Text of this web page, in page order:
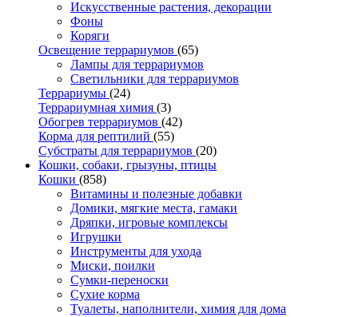
Искусственные растения, декорации
Фоны
Коряги
Освещение террариумов (65)
Лампы для террариумов
Светильники для террариумов
Террариумы (24)
Террариумная химия (3)
Обогрев террариумов (42)
Корма для рептилий (55)
Субстраты для террариумов (20)
Кошки, собаки, грызуны, птицы
Кошки (858)
Витамины и полезные добавки
Домики, мягкие места, гамаки
Дряпки, игровые комплексы
Игрушки
Инструменты для ухода
Миски, поилки
Сумки-переноски
Сухие корма
Туалеты, наполнители, химия для дома